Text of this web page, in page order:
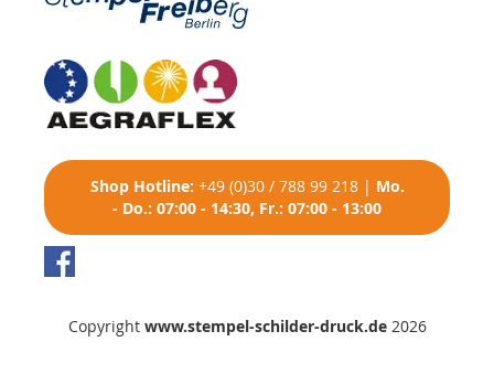
Shop Hotline: +49 (0)30 / 788 99 218| Mo.
- Do.: 07:00 - 14:30, Fr.: 07:00 - 13:00
Copyright www.stempel-schilder-druck.de2026